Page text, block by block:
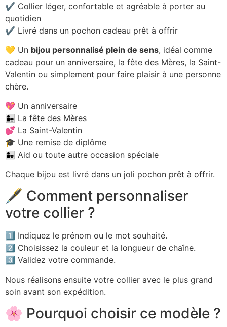
✔️ Collier léger, confortable et agréable à porter au
quotidien
✔️ Livré dans un pochon cadeau prêt à offrir
💛 Un bijou personnalisé plein de sens, idéal comme
cadeau pour un anniversaire, la fête des Mères, la Saint-
Valentin ou simplement pour faire plaisir à une personne
chère.
💖 Un anniversaire
👩‍👧 La fête des Mères
💕 La Saint-Valentin
🎓 Une remise de diplôme
👩‍👧 Aid ou toute autre occasion spéciale
Chaque bijou est livré dans un joli pochon prêt à offrir.
🖋️ Comment personnaliser
votre collier ?
1️⃣ Indiquez le prénom ou le mot souhaité.
2️⃣ Choisissez la couleur et la longueur de chaîne.
3️⃣ Validez votre commande.
Nous réalisons ensuite votre collier avec le plus grand
soin avant son expédition.
🌸 Pourquoi choisir ce modèle ?